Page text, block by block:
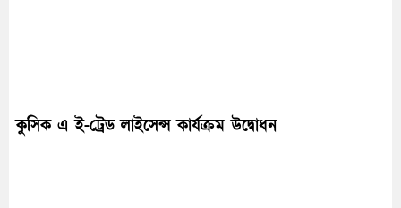
কুসিক এ ই-ট্রেড লাইসেন্স কার্যক্রম উদ্বোধন